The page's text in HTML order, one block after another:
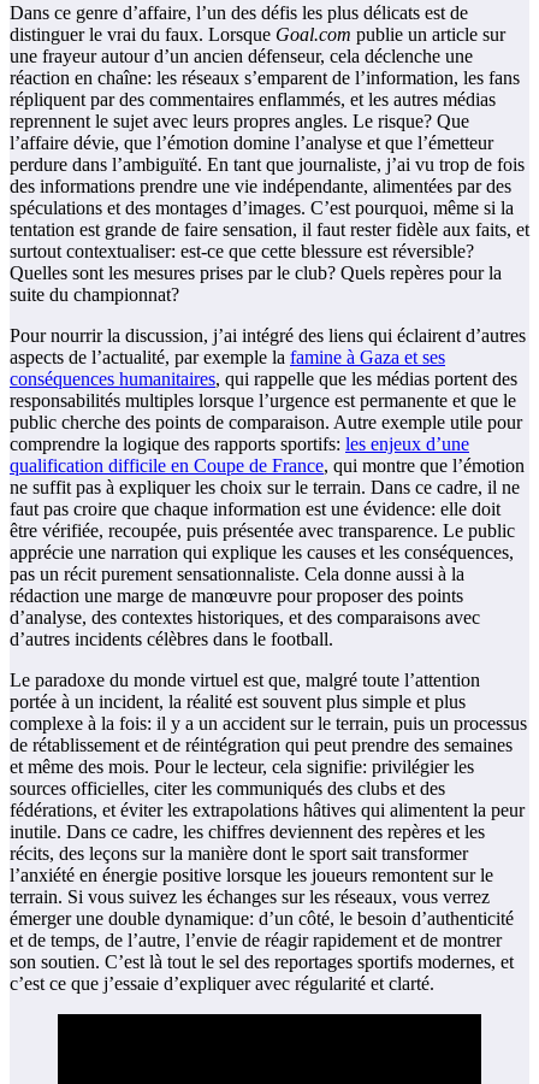
Dans ce genre d’affaire, l’un des défis les plus délicats est de
distinguer le vrai du faux. Lorsque Goal.com publie un article sur
une frayeur autour d’un ancien défenseur, cela déclenche une
réaction en chaîne: les réseaux s’emparent de l’information, les fans
répliquent par des commentaires enflammés, et les autres médias
reprennent le sujet avec leurs propres angles. Le risque? Que
l’affaire dévie, que l’émotion domine l’analyse et que l’émetteur
perdure dans l’ambiguïté. En tant que journaliste, j’ai vu trop de fois
des informations prendre une vie indépendante, alimentées par des
spéculations et des montages d’images. C’est pourquoi, même si la
tentation est grande de faire sensation, il faut rester fidèle aux faits, et
surtout contextualiser: est-ce que cette blessure est réversible?
Quelles sont les mesures prises par le club? Quels repères pour la
suite du championnat?
Pour nourrir la discussion, j’ai intégré des liens qui éclairent d’autres
aspects de l’actualité, par exemple la famine à Gaza et ses
conséquences humanitaires, qui rappelle que les médias portent des
responsabilités multiples lorsque l’urgence est permanente et que le
public cherche des points de comparaison. Autre exemple utile pour
comprendre la logique des rapports sportifs: les enjeux d’une
qualification difficile en Coupe de France, qui montre que l’émotion
ne suffit pas à expliquer les choix sur le terrain. Dans ce cadre, il ne
faut pas croire que chaque information est une évidence: elle doit
être vérifiée, recoupée, puis présentée avec transparence. Le public
apprécie une narration qui explique les causes et les conséquences,
pas un récit purement sensationnaliste. Cela donne aussi à la
rédaction une marge de manœuvre pour proposer des points
d’analyse, des contextes historiques, et des comparaisons avec
d’autres incidents célèbres dans le football.
Le paradoxe du monde virtuel est que, malgré toute l’attention
portée à un incident, la réalité est souvent plus simple et plus
complexe à la fois: il y a un accident sur le terrain, puis un processus
de rétablissement et de réintégration qui peut prendre des semaines
et même des mois. Pour le lecteur, cela signifie: privilégier les
sources officielles, citer les communiqués des clubs et des
fédérations, et éviter les extrapolations hâtives qui alimentent la peur
inutile. Dans ce cadre, les chiffres deviennent des repères et les
récits, des leçons sur la manière dont le sport sait transformer
l’anxiété en énergie positive lorsque les joueurs remontent sur le
terrain. Si vous suivez les échanges sur les réseaux, vous verrez
émerger une double dynamique: d’un côté, le besoin d’authenticité
et de temps, de l’autre, l’envie de réagir rapidement et de montrer
son soutien. C’est là tout le sel des reportages sportifs modernes, et
c’est ce que j’essaie d’expliquer avec régularité et clarté.